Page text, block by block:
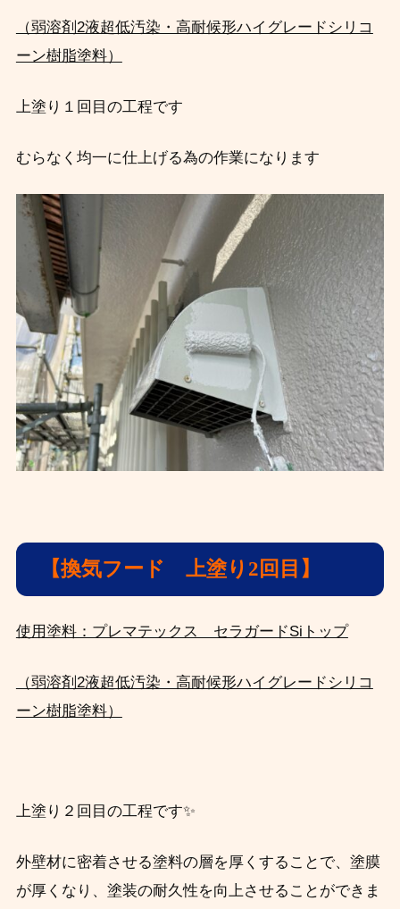
（弱溶剤2液超低汚染・高耐候形ハイグレードシリコ
ーン樹脂塗料）
上塗り１回目の工程です
むらなく均一に仕上げる為の作業になります
【換気フード 上塗り2回目】
使用塗料：プレマテックス セラガードSiトップ
（弱溶剤2液超低汚染・高耐候形ハイグレードシリコ
ーン樹脂塗料）
上塗り２回目の工程です✨
外壁材に密着させる塗料の層を厚くすることで、塗膜
が厚くなり、塗装の耐久性を向上させることができま